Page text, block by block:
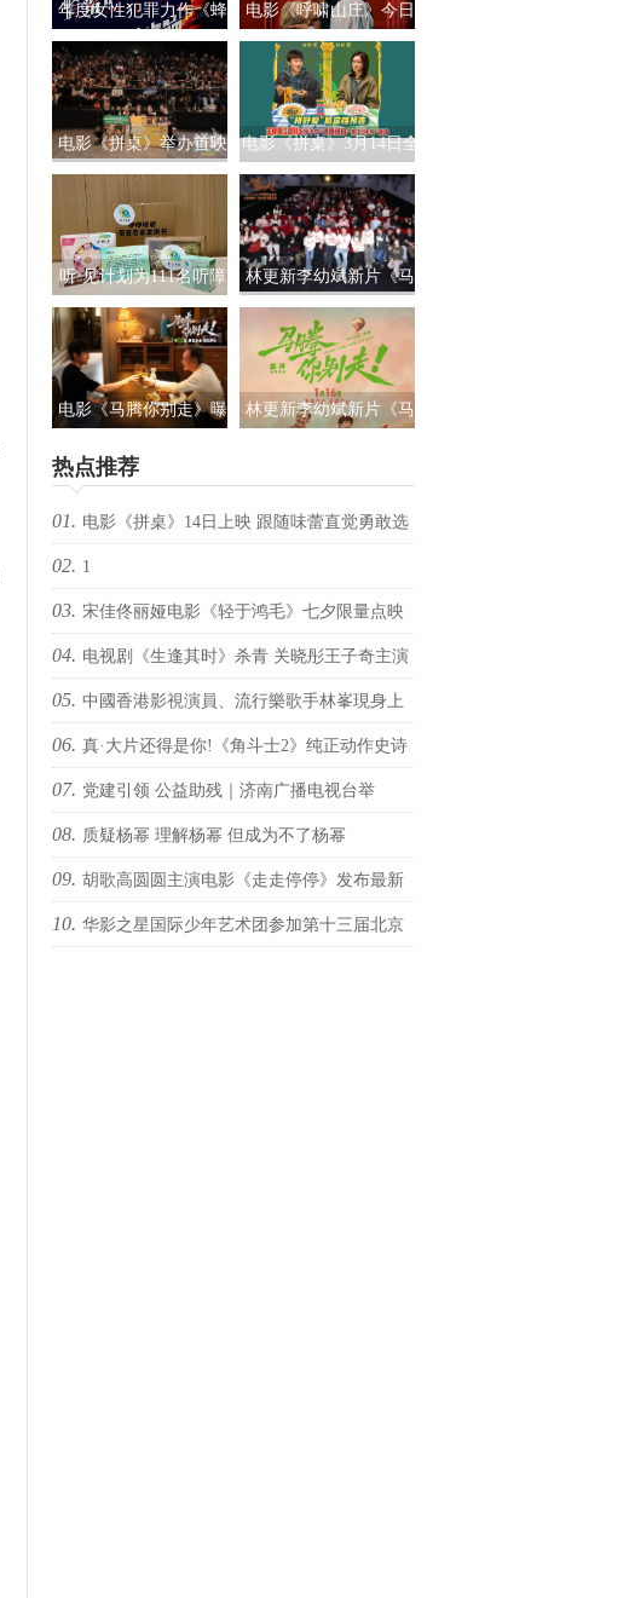
年度女性犯罪力作《蜂
蜜的针》定档3月28日
绝版影后阵容癫
电影《呼啸山庄》今日
上映
电影《拼桌》举办首映
礼及路演 白色情人节相
约搭子稳稳幸福
电影《拼桌》3月14日全
国上映 饭张力拉满独属
于老吃家的烟火浪漫
听·见计划为111名听障
儿童送上新年声音礼
包：让每一次表达都有
回响
林更新李幼斌新片《马
腾你别走》首映礼 笑泪
齐飞获全龄段共鸣好评
电影《马腾你别走》曝
新李幼斌组团勇闯人
生“新地图”
林更新李幼斌新片《马
热点推荐
01. 电影《拼桌》14日上映 跟随味蕾直觉勇敢选
择心之所向
02. 1
03. 宋佳佟丽娅电影《轻于鸿毛》七夕限量点映
04. 电视剧《生逢其时》杀青 关晓彤王子奇主演
05. 中國香港影視演員、流行樂歌手林峯現身上
海ifc商場 點亮「繽紛歐普藝術樂園」開幕儀式
06. 真·大片还得是你!《角斗士2》纯正动作史诗
style席卷大银幕
07. 党建引领 公益助残｜济南广播电视台举
办“聚光”公益观影活动
08. 质疑杨幂 理解杨幂 但成为不了杨幂
09. 胡歌高圆圆主演电影《走走停停》发布最新
预告 狂野一家上演劲爆日常
10. 华影之星国际少年艺术团参加第十三届北京